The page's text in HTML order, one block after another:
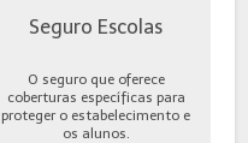
Seguro Escolas
O seguro que oferece
coberturas específicas para
proteger o estabelecimento e
os alunos.